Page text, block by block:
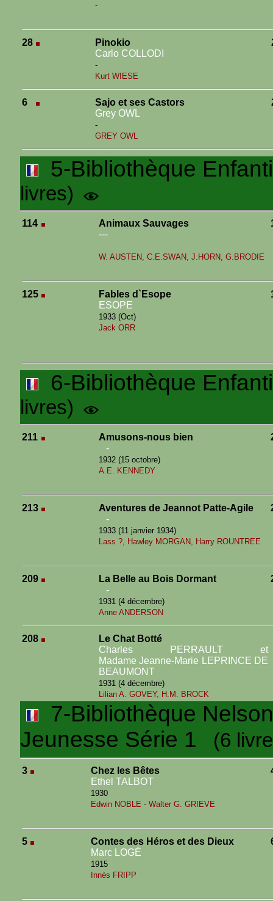
-
28
Pinokio
Carlo COLLODI
-
Kurt WIESE
6
Sajo et ses Castors
Grey OWL
-
GREY OWL
5-Bibliothèque
livres)
114
Animaux Sauvages
---
W. AUSTEN, C.E.SWAN, J.HORN, G.BRODIE
125
Fables d`Esope
ESOPE
1933 (Oct)
Jack ORR
6-Bibliothèque
livres)
211
Amusons-nous bien
-
1932 (15 octobre)
A.E. KENNEDY
213
Aventures de Jeannot Patte-Agile
-
1933 (11 janvier 1934)
Lass ?, Hawley MORGAN, Harry ROUNTREE
209
La Belle au Bois Dormant
-
1931 (4 décembre)
Anne ANDERSON
208
Le Chat Botté
Charles PERRAULT et
Madame Jeanne-Marie LEPRINCE DE
BEAUMONT
1931 (4 décembre)
Lilian A. GOVEY, H.M. BROCK
7-Bibliothèque
Jeunesse Série 1 (6
3
Chez les Bêtes
Ethel TALBOT
1930
Edwin NOBLE - Walter G. GRIEVE
5
Contes des Héros et des Dieux
Marc LOGÉ
1915
Innès FRIPP